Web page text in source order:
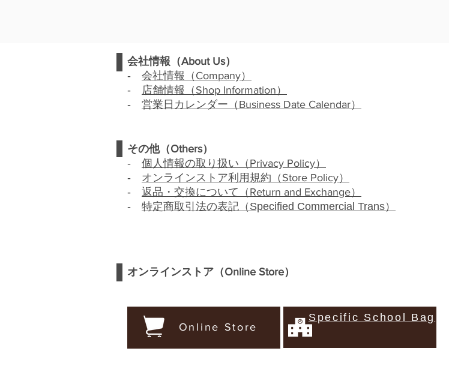
会社情報（About Us）
‐ 会社情報（ Company）
‐ 店舗情報（ Shop Information ）
‐ 営業日カレンダー（ Business Date Calendar）
その他（Others）
‐ 個人情報の取り扱い（ Privacy Policy）
‐ オンラインストア利用規約（ Store Policy）
‐ 返品・交換について（ Return and Exchange）
‐ 特定商取引法の表記 （Specified Commercial Trans）
オンラインストア（Online Store）
Online Store
Specific School Bag